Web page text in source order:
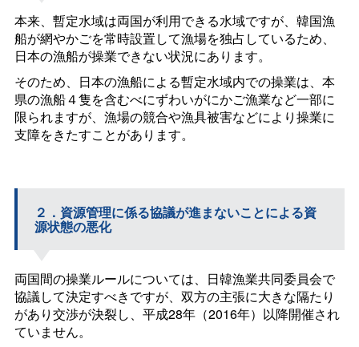
本来、暫定水域は両国が利用できる水域ですが、韓国漁
船が網やかごを常時設置して漁場を独占しているため、
日本の漁船が操業できない状況にあります。
そのため、日本の漁船による暫定水域内での操業は、本
県の漁船４隻を含むべにずわいがにかご漁業など一部に
限られますが、漁場の競合や漁具被害などにより操業に
支障をきたすことがあります。
２．資源管理に係る協議が進まないことによる資
源状態の悪化
両国間の操業ルールについては、日韓漁業共同委員会で
協議して決定すべきですが、双方の主張に大きな隔たり
があり交渉が決裂し、平成28年（2016年）以降開催され
ていません。